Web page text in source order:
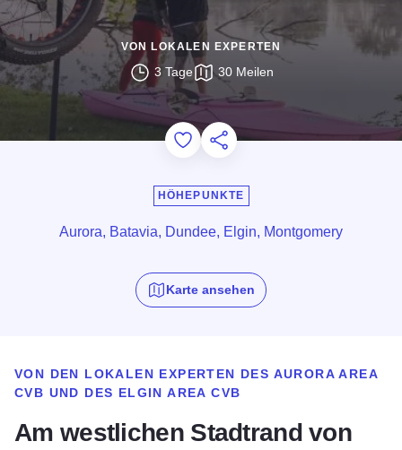
VON LOKALEN EXPERTEN
3 Tage 30 Meilen
Add to Favorites
Diese Seite teilen
HÖHEPUNKTE
Aurora, Batavia, Dundee, Elgin, Montgomery
Karte ansehen
VON DEN LOKALEN EXPERTEN DES AURORA AREA
CVB UND DES ELGIN AREA CVB
Am westlichen Stadtrand von